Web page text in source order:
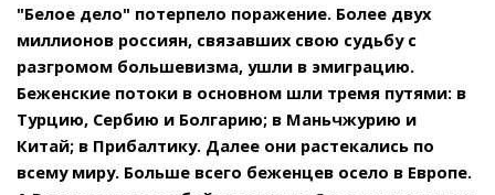
"Белое дело" потерпело поражение. Более двух
миллионов россиян, связавших свою судьбу с
разгромом большевизма, ушли в эмиграцию.
Беженские потоки в основном шли тремя путями: в
Турцию, Сербию и Болгарию; в Маньчжурию и
Китай; в Прибалтику. Далее они растекались по
всему миру. Больше всего беженцев осело в Европе.